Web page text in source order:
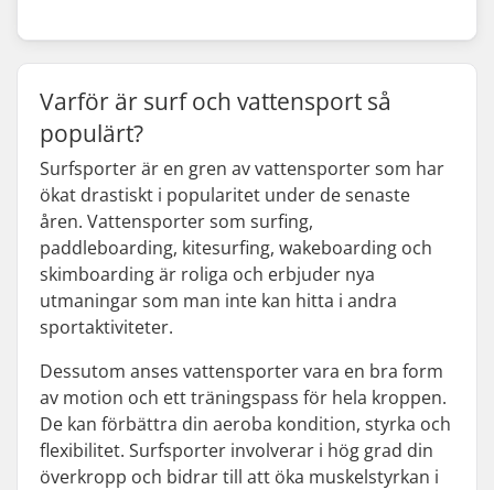
Varför är surf och vattensport så
populärt?
Surfsporter är en gren av vattensporter som har
ökat drastiskt i popularitet under de senaste
åren. Vattensporter som surfing,
paddleboarding, kitesurfing, wakeboarding och
skimboarding är roliga och erbjuder nya
utmaningar som man inte kan hitta i andra
sportaktiviteter.
Dessutom anses vattensporter vara en bra form
av motion och ett träningspass för hela kroppen.
De kan förbättra din aeroba kondition, styrka och
flexibilitet. Surfsporter involverar i hög grad din
överkropp och bidrar till att öka muskelstyrkan i